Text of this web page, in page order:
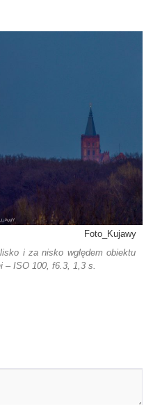
Foto_Kujawy
i za nisko wględem obiektu
– ISO 100, f6.3, 1,3 s.